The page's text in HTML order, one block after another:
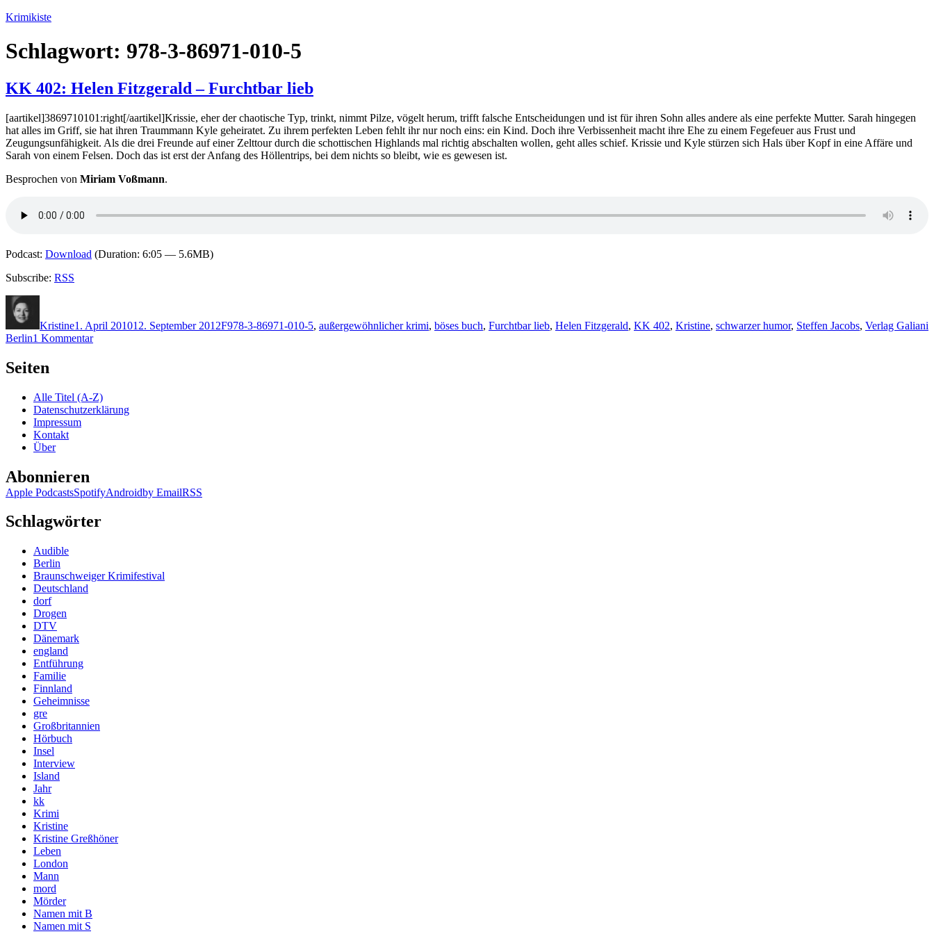
Zum
springen
Krimikiste
Schlagwort: 978-3-86971-010-5
KK 402: Helen Fitzgerald – Furchtbar lieb
[aartikel]3869710101:right[/aartikel]Krissie, eher der chaotische Typ, trinkt, nimmt Pilze, vögelt herum, trifft falsche Entscheidungen und ist für ihren Sohn alles andere als eine perfekte Mutter. Sarah hingegen
hat alles im Griff, sie hat ihren Traummann Kyle geheiratet. Zu ihrem perfekten Leben fehlt ihr nur noch eins: ein Kind. Doch ihre Verbissenheit macht ihre Ehe zu einem Fegefeuer aus Frust und
Zeugungsunfähigkeit. Als die drei Freunde auf einer Zelttour durch die schottischen Highlands mal richtig abschalten wollen, geht alles schief. Krissie und Kyle stürzen sich Hals über Kopf in eine Affäre und
Sarah von einem Felsen. Doch das ist erst der Anfang des Höllentrips, bei dem nichts so bleibt, wie es gewesen ist.
Besprochen von Miriam Voßmann.
Podcast: Download (Duration: 6:05 — 5.6MB)
Subscribe: RSS
Kristine1. April 201012. September 2012F978-3-86971-010-5, außergewöhnlicher krimi, böses buch, Furchtbar lieb, Helen Fitzgerald, KK 402, Kristine, schwarzer humor, Steffen Jacobs, Verlag Galiani
Berlin1 Kommentarzu
–
Furchtbar
Seiten
Alle Titel (A-Z)
Datenschutzerklärung
Impressum
Kontakt
Über
Abonnieren
Apple PodcastsSpotifyAndroidby EmailRSS
Schlagwörter
Audible
Berlin
Braunschweiger Krimifestival
Deutschland
dorf
Drogen
DTV
Dänemark
england
Entführung
Familie
Finnland
Geheimnisse
gre
Großbritannien
Hörbuch
Insel
Interview
Island
Jahr
kk
Krimi
Kristine
Kristine Greßhöner
Leben
London
Mann
mord
Mörder
Namen mit B
Namen mit S